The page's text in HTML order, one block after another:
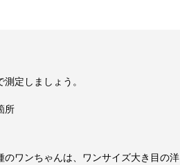
定しましょう。
所
ワンちゃんは、ワンサイズ大き目の洋